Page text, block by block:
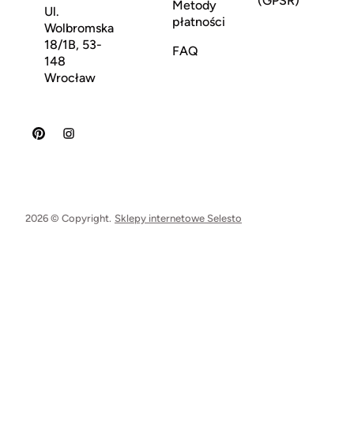
Ul.
Wolbromska
18/1B, 53-
148
Wrocław
Metody
płatności
FAQ
2026 © Copyright. Sklepy internetowe Selesto